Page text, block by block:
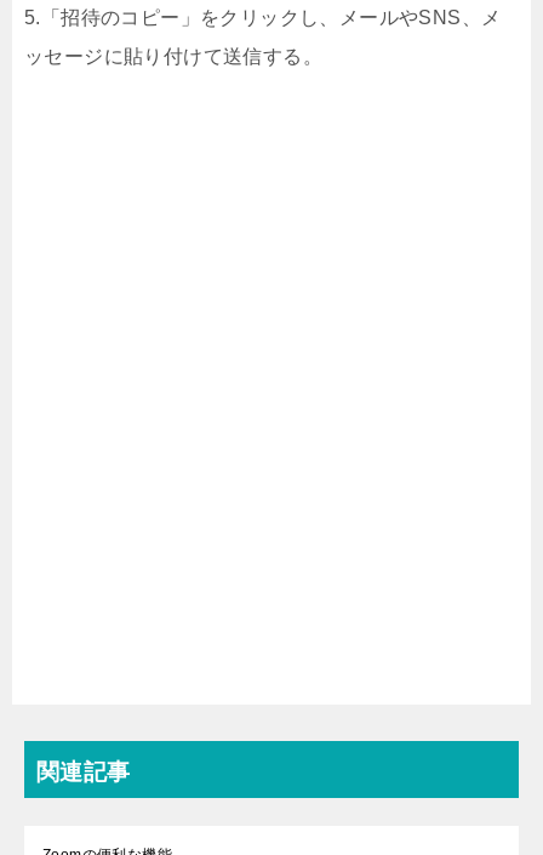
5.「招待のコピー」をクリックし、メールやSNS、メ
ッセージに貼り付けて送信する。
関連記事